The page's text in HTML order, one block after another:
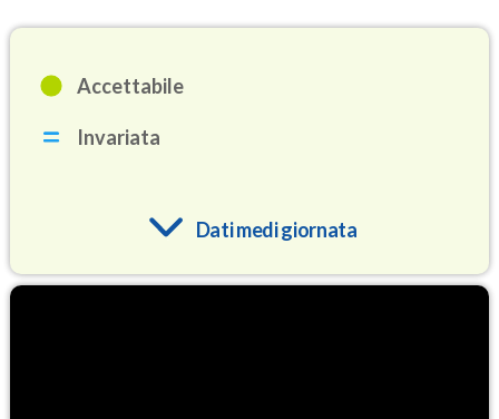
Accettabile
Invariata
Dati medi giornata